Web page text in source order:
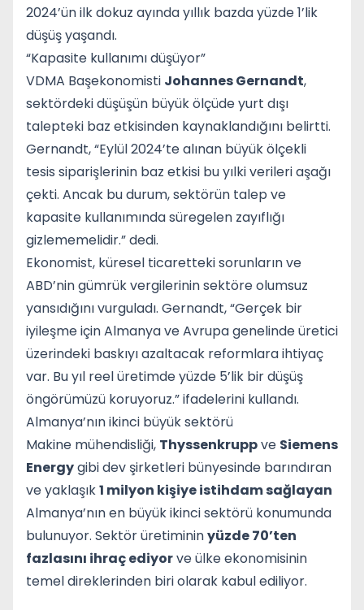
2024’ün ilk dokuz ayında yıllık bazda yüzde 1’lik
düşüş yaşandı.
“Kapasite kullanımı düşüyor”
VDMA Başekonomisti Johannes Gernandt,
sektördeki düşüşün büyük ölçüde yurt dışı
talepteki baz etkisinden kaynaklandığını belirtti.
Gernandt, “Eylül 2024’te alınan büyük ölçekli
tesis siparişlerinin baz etkisi bu yılki verileri aşağı
çekti. Ancak bu durum, sektörün talep ve
kapasite kullanımında süregelen zayıflığı
gizlememelidir.” dedi.
Ekonomist, küresel ticaretteki sorunların ve
ABD’nin gümrük vergilerinin sektöre olumsuz
yansıdığını vurguladı. Gernandt, “Gerçek bir
iyileşme için Almanya ve Avrupa genelinde üretici
üzerindeki baskıyı azaltacak reformlara ihtiyaç
var. Bu yıl reel üretimde yüzde 5’lik bir düşüş
öngörümüzü koruyoruz.” ifadelerini kullandı.
Almanya’nın ikinci büyük sektörü
Makine mühendisliği, Thyssenkruppve Siemens
Energygibi dev şirketleri bünyesinde barındıran
ve yaklaşık1 milyon kişiye istihdam sağlayan
Almanya’nın en büyük ikinci sektörü konumunda
bulunuyor. Sektör üretimininyüzde 70’ten
fazlasını ihraç ediyorve ülke ekonomisinin
temel direklerinden biri olarak kabul ediliyor.